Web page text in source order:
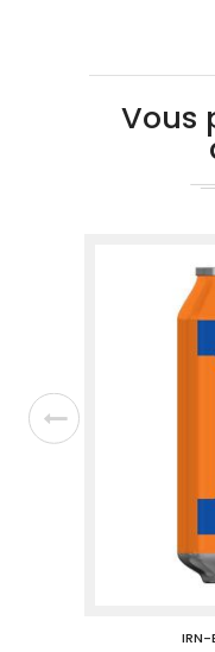
Vous
IRN-